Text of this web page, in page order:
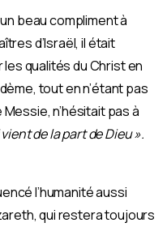
beau compliment à
d’Israël, il était
qualités du Christ en
tout en n’étant pas
n’hésitait pas à
de la part de Dieu ».
l’humanité aussi
qui restera toujours